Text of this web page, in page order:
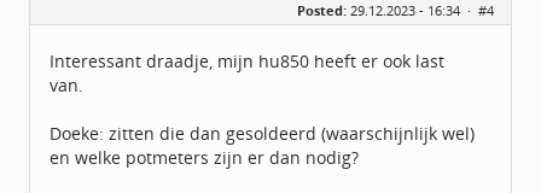
Berichten:
725
Posted: 29.12.2023 - 16:34 · #4
Interessant draadje, mijn hu850 heeft er ook last
van.
Doeke: zitten die dan gesoldeerd (waarschijnlijk wel)
en welke potmeters zijn er dan nodig?